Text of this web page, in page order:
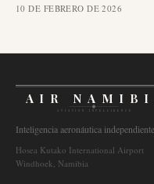
10 DE FEBRERO DE 2026
AIR
AVIATION INTELLIGENCE
Inteligencia aeronáutica
Hosea Kutako International Airport
Windhoek, Namibia